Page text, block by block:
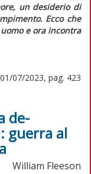
un desiderio di
Ecco che
e ora incontra
07/2023, pag. 423
de-
guerra al
William Fleeson